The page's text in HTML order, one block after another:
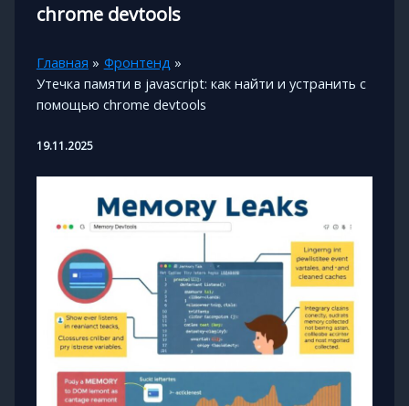
chrome devtools
Главная
Фронтенд
Утечка памяти в javascript: как найти и устранить с
помощью chrome devtools
19.11.2025